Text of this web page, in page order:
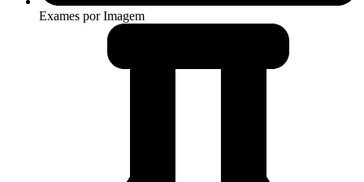
Exames por Imagem